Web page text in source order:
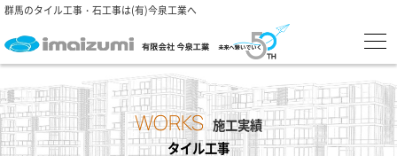
群馬のタイル工事・石工事は(有)今泉工業へ
WORKS 施工実績